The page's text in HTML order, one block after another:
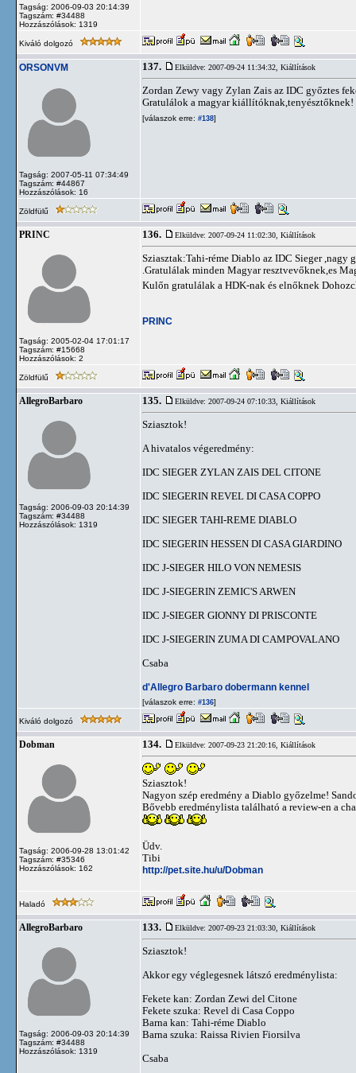
Tagság: 2006-09-03 20:14:39
Tagszám: #34488
Hozzászólások: 1319
Kiváló dolgozó
ORSONVM
Tagság: 2007-05-11 07:34:49
Tagszám: #44867
Hozzászólások: 16
137. Elküldve: 2007-09-24 11:34:32, Kiállítások
Zordan Zewy vagy Zylan Zais az IDC győztes
Gratulálok a magyar kiállítóknak,tenyésztőknek!
[válaszok erre: #138]
Zöldfülű
PRINC
Tagság: 2005-02-04 17:01:17
Tagszám: #15668
Hozzászólások: 2
136. Elküldve: 2007-09-24 11:02:30, Kiállítások
Sziasztak:Tahi-réme Diablo az IDC Sieger
.Gratulálak minden Magyar resztvevőknek,es
Kulőn gratulálak a HDK-nak és elnőknek
PRINC
Zöldfülű
AllegroBarbaro
Tagság: 2006-09-03 20:14:39
Tagszám: #34488
Hozzászólások: 1319
135. Elküldve: 2007-09-24 07:10:33, Kiállítások
Sziasztok!
A hivatalos végeredmény:
IDC SIEGER ZYLAN ZAIS DEL CITONE
IDC SIEGERIN REVEL DI CASA COPPO
IDC SIEGER TAHI-REME DIABLO
IDC SIEGERIN HESSEN DI CASA GIARDINO
IDC J-SIEGER HILO VON NEMESIS
IDC J-SIEGERIN ZEMIC'S ARWEN
IDC J-SIEGER GIONNY DI PRISCONTE
IDC J-SIEGERIN ZUMA DI CAMPOVALANO
Csaba
d'Allegro Barbaro dobermann kennel
[válaszok erre: #136]
Kiváló dolgozó
Dobman
Tagság: 2006-09-28 13:01:42
Tagszám: #35346
Hozzászólások: 162
134. Elküldve: 2007-09-23 21:20:16, Kiállítások
Sziasztok!
Nagyon szép eredmény a Diablo győzelme!
Bővebb eredménylista található a review-en a
Üdv.
Tibi
http://pet.site.hu/u/Dobman
Haladó
AllegroBarbaro
Tagság: 2006-09-03 20:14:39
Tagszám: #34488
Hozzászólások: 1319
133. Elküldve: 2007-09-23 21:03:30, Kiállítások
Sziasztok!
Akkor egy véglegesnek látszó eredménylista:
Fekete kan: Zordan Zewi del Citone
Fekete szuka: Revel di Casa Coppo
Barna kan: Tahi-réme Diablo
Barna szuka: Raissa Rivien Fiorsilva
Csaba